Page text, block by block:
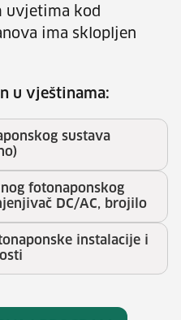
uvjetima kod
ima sklopljen
u vještinama:
sustava
fotonaponskog
DC/AC, brojilo
instalacije i